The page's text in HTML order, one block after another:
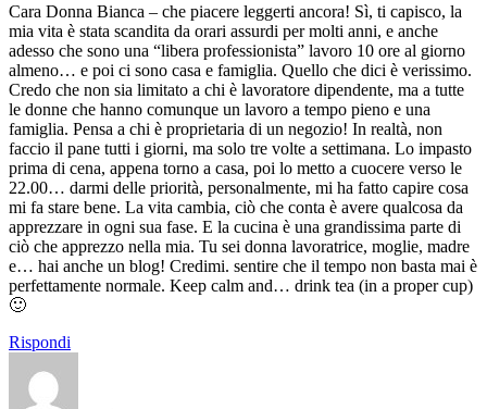
Cara Donna Bianca – che piacere leggerti ancora! Sì, ti capisco, la
mia vita è stata scandita da orari assurdi per molti anni, e anche
adesso che sono una “libera professionista” lavoro 10 ore al giorno
almeno… e poi ci sono casa e famiglia. Quello che dici è verissimo.
Credo che non sia limitato a chi è lavoratore dipendente, ma a tutte
le donne che hanno comunque un lavoro a tempo pieno e una
famiglia. Pensa a chi è proprietaria di un negozio! In realtà, non
faccio il pane tutti i giorni, ma solo tre volte a settimana. Lo impasto
prima di cena, appena torno a casa, poi lo metto a cuocere verso le
22.00… darmi delle priorità, personalmente, mi ha fatto capire cosa
mi fa stare bene. La vita cambia, ciò che conta è avere qualcosa da
apprezzare in ogni sua fase. E la cucina è una grandissima parte di
ciò che apprezzo nella mia. Tu sei donna lavoratrice, moglie, madre
e… hai anche un blog! Credimi. sentire che il tempo non basta mai è
perfettamente normale. Keep calm and… drink tea (in a proper cup)
🙂
Rispondi